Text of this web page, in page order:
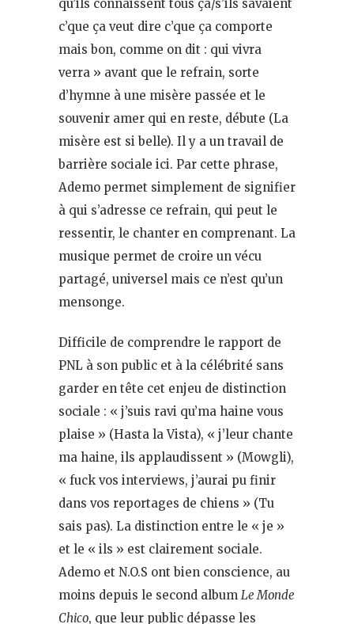
qu’ils connaissent tous ça/s’ils savaient
c’que ça veut dire c’que ça comporte
mais bon, comme on dit : qui vivra
verra » avant que le refrain, sorte
d’hymne à une misère passée et le
souvenir amer qui en reste, débute (La
misère est si belle). Il y a un travail de
barrière sociale ici. Par cette phrase,
Ademo permet simplement de signifier
à qui s’adresse ce refrain, qui peut le
ressentir, le chanter en comprenant. La
musique permet de croire un vécu
partagé, universel mais ce n’est qu’un
mensonge.
Difficile de comprendre le rapport de
PNL à son public et à la célébrité sans
garder en tête cet enjeu de distinction
sociale : « j’suis ravi qu’ma haine vous
plaise » (Hasta la Vista), « j’leur chante
ma haine, ils applaudissent » (Mowgli),
« fuck vos interviews, j’aurai pu finir
dans vos reportages de chiens » (Tu
sais pas). La distinction entre le « je »
et le « ils » est clairement sociale.
Ademo et N.O.S ont bien conscience, au
moins depuis le second album Le Monde
Chico, que leur public dépasse les